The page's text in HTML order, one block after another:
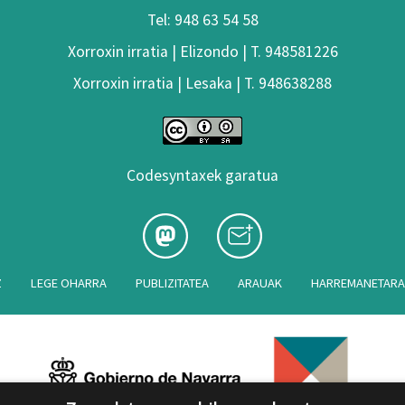
Tel: 948 63 54 58
Xorroxin irratia | Elizondo | T. 948581226
Xorroxin irratia | Lesaka | T. 948638288
Codesyntaxek garatua
LEGE OHARRA PUBLIZITATEA ARAUAK